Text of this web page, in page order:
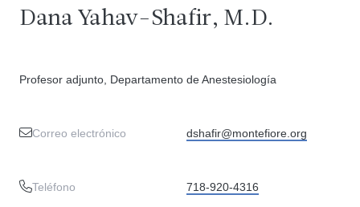
Dana Yahav-Shafir, M.D.
Profesor adjunto, Departamento de Anestesiología
Correo electrónico dshafir@montefiore.org
Teléfono 718-920-4316